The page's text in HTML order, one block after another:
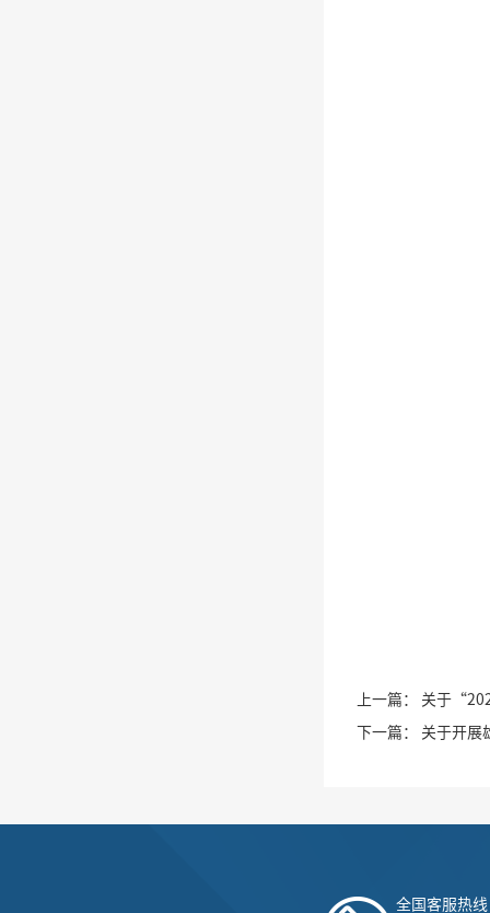
上一篇： 关于
下一篇： 关于开展
全国客服热线